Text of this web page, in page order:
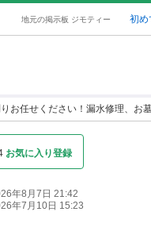
地元の掲示板 ジモティー 初め
お任せください！漏水修理、お
お気に入り登録
年8月7日 21:42
年7月10日 15:23